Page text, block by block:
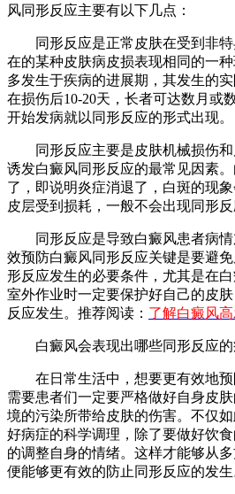
风同形反应主要有以下几点：
同形反应是正常皮肤在受到非特
在的某种皮肤病皮损表现相同的一
多发生于疾病的进展期，其发生的
在损伤后10-20天，长者可达数月或
开始发病就以同形反应的形式出现。
同形反应主要是皮肤机械损伤和
诱发白癜风同形反应的最常见因素
了，即说明炎症消退了，白斑的现
皮层受到损耗，一般不会出现同形反
同形反应是导致白癜风患者病情
效预防白癜风同形反应关键是要避
形反应发生的必要条件，尤其是在
室外作业时一定要保护好自己的皮
反应发生。推荐阅读： 了解白癜风
白癜风会表现出哪些同形反应的
在日常生活中，想要更有效地预
需要患者们一定要严格做好自身皮
境的污染所带给皮肤的伤害。不仅
好病症的科学调理，除了要做好饮
的调整自身的情绪。这样才能够从
便能够更有效的防止同形反应的发生